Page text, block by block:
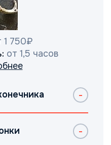
1 750₽
от 1,5 часов